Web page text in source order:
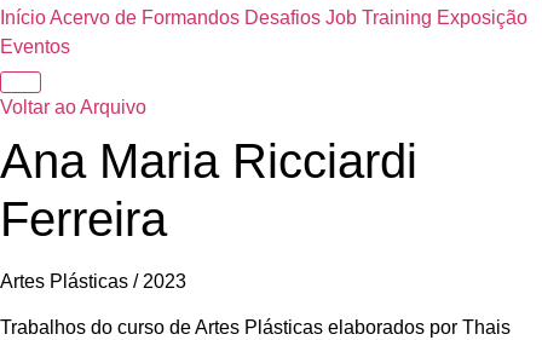
InícioAcervo de Formandos Desafios Job Training Exposição
Eventos
Voltar ao Arquivo
Ana Maria Ricciardi
Ferreira
Artes Plásticas / 2023
Trabalhos do curso de Artes Plásticas elaborados por Thais